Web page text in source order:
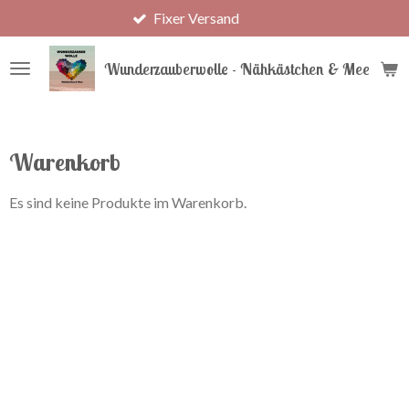
Hauptinhalt
springen
Wunderzauberwolle - Nähkästchen & Meer
Fixer Versand
Warenkorb
Es sind keine Produkte im Warenkorb.